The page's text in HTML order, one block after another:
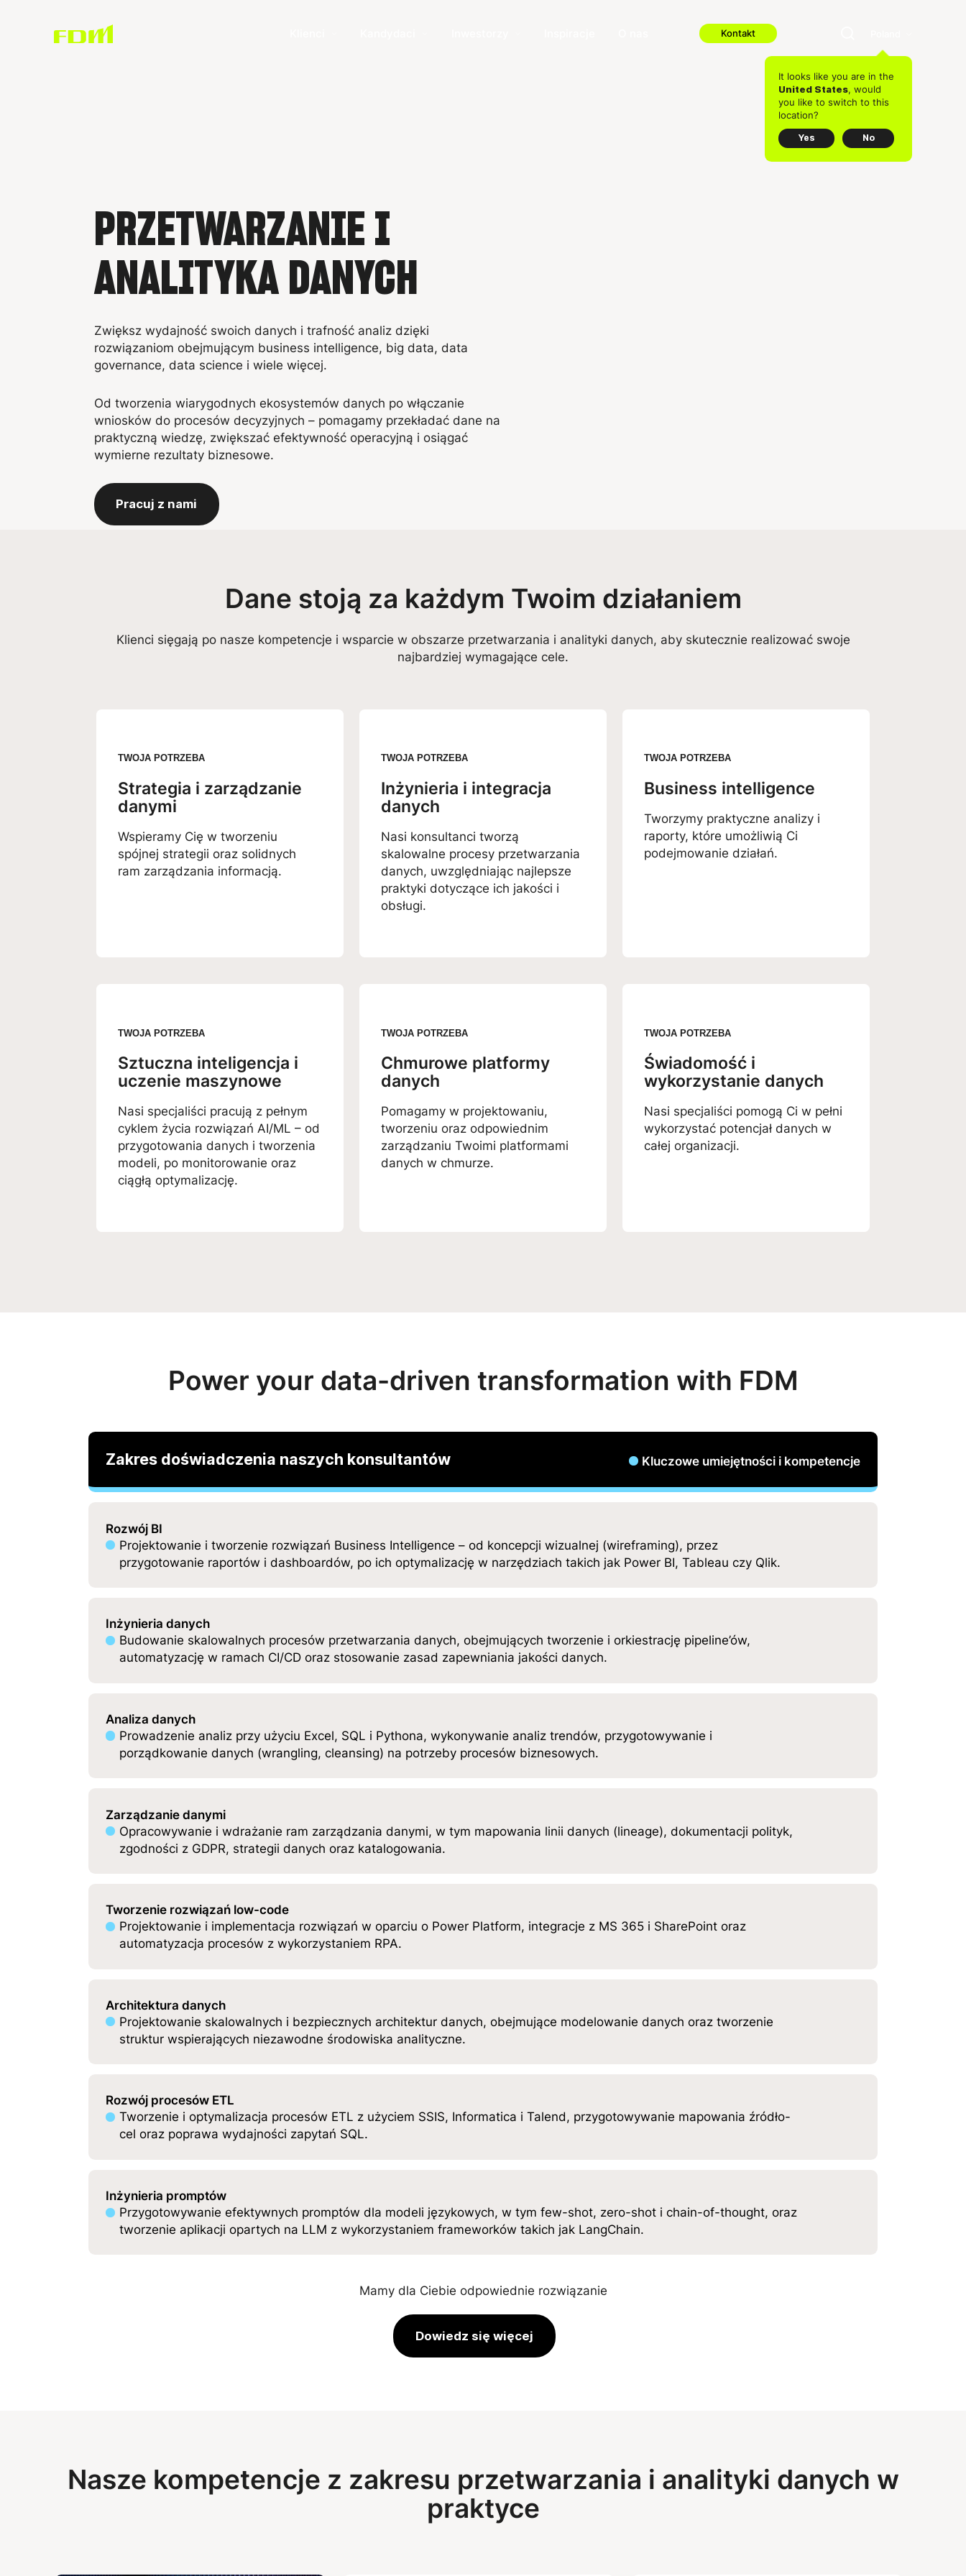
Kontakt
It looks like you are in the
United States, would
you like to switch to this
location?
Yes No
PRZETWARZANIE I
ANALITYKA DANYCH
Zwiększ wydajność swoich danych i trafność analiz dzięki
rozwiązaniom obejmującym business intelligence, big data, data
governance, data science i wiele więcej.
Od tworzenia wiarygodnych ekosystemów danych po włączanie
wniosków do procesów decyzyjnych – pomagamy przekładać dane na
praktyczną wiedzę, zwiększać efektywność operacyjną i osiągać
wymierne rezultaty biznesowe.
Pracuj z nami
Dane stoją za każdym Twoim działaniem
Klienci sięgają po nasze kompetencje i wsparcie w obszarze przetwarzania i analityki danych, aby skutecznie realizować swoje
najbardziej wymagające cele.
TWOJA POTRZEBA
Strategia i zarządzanie
danymi
Wspieramy Cię w tworzeniu
spójnej strategii oraz solidnych
ram zarządzania informacją.
TWOJA POTRZEBA
Inżynieria i integracja
danych
Nasi konsultanci tworzą
skalowalne procesy przetwarzania
danych, uwzględniając najlepsze
praktyki dotyczące ich jakości i
obsługi.
TWOJA POTRZEBA
Business intelligence
Tworzymy praktyczne analizy i
raporty, które umożliwią Ci
podejmowanie działań.
TWOJA POTRZEBA
Sztuczna inteligencja i
uczenie maszynowe
Nasi specjaliści pracują z pełnym
cyklem życia rozwiązań AI/ML – od
przygotowania danych i tworzenia
modeli, po monitorowanie oraz
ciągłą optymalizację.
TWOJA POTRZEBA
Chmurowe platformy
danych
Pomagamy w projektowaniu,
tworzeniu oraz odpowiednim
zarządzaniu Twoimi platformami
danych w chmurze.
TWOJA POTRZEBA
Świadomość i
wykorzystanie danych
Nasi specjaliści pomogą Ci w pełni
wykorzystać potencjał danych w
całej organizacji.
Power your data-driven transformation with FDM
Zakres doświadczenia naszych konsultantów Kluczowe umiejętności i kompetencje
Rozwój BI
Projektowanie i tworzenie rozwiązań Business Intelligence – od koncepcji wizualnej (wireframing), przez
przygotowanie raportów i dashboardów, po ich optymalizację w narzędziach takich jak Power BI, Tableau czy Qlik.
Inżynieria danych
Budowanie skalowalnych procesów przetwarzania danych, obejmujących tworzenie i orkiestrację pipeline’ów,
automatyzację w ramach CI/CD oraz stosowanie zasad zapewniania jakości danych.
Analiza danych
Prowadzenie analiz przy użyciu Excel, SQL i Pythona, wykonywanie analiz trendów, przygotowywanie i
porządkowanie danych (wrangling, cleansing) na potrzeby procesów biznesowych.
Zarządzanie danymi
Opracowywanie i wdrażanie ram zarządzania danymi, w tym mapowania linii danych (lineage), dokumentacji polityk,
zgodności z GDPR, strategii danych oraz katalogowania.
Tworzenie rozwiązań low-code
Projektowanie i implementacja rozwiązań w oparciu o Power Platform, integracje z MS 365 i SharePoint oraz
automatyzacja procesów z wykorzystaniem RPA.
Architektura danych
Projektowanie skalowalnych i bezpiecznych architektur danych, obejmujące modelowanie danych oraz tworzenie
struktur wspierających niezawodne środowiska analityczne.
Rozwój procesów ETL
Tworzenie i optymalizacja procesów ETL z użyciem SSIS, Informatica i Talend, przygotowywanie mapowania źródło-
cel oraz poprawa wydajności zapytań SQL.
Inżynieria promptów
Przygotowywanie efektywnych promptów dla modeli językowych, w tym few-shot, zero-shot i chain-of-thought, oraz
tworzenie aplikacji opartych na LLM z wykorzystaniem frameworków takich jak LangChain.
Mamy dla Ciebie odpowiednie rozwiązanie
Dowiedz się więcej
Nasze kompetencje z zakresu przetwarzania i analityki danych w
praktyce